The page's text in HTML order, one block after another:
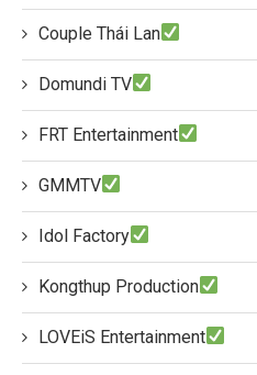
Couple Thái Lan
Domundi TV
FRT Entertainment
GMMTV
Idol Factory
Kongthup Production
LOVEiS Entertainment